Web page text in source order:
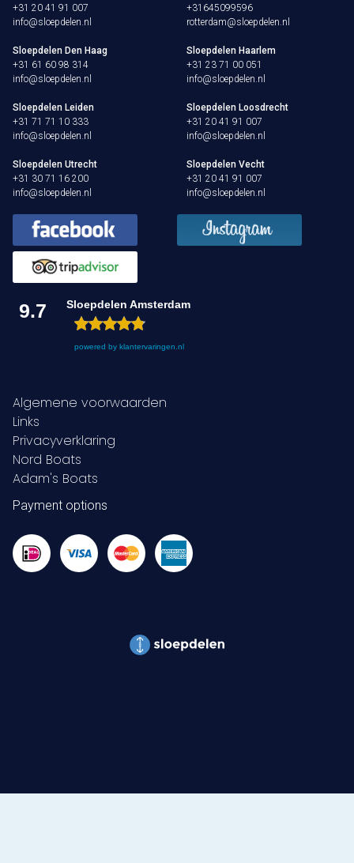
+31 20 41 91 007
info@sloepdelen.nl
+31645099596
rotterdam@sloepdelen.nl
Sloepdelen Den Haag
+31 61 60 98 314
info@sloepdelen.nl
Sloepdelen Haarlem
+31 23 71 00 051
info@sloepdelen.nl
Sloepdelen Leiden
+31 71 71 10 333
info@sloepdelen.nl
Sloepdelen Loosdrecht
+31 20 41 91 007
info@sloepdelen.nl
Sloepdelen Utrecht
+31 30 71 16 200
info@sloepdelen.nl
Sloepdelen Vecht
+31 20 41 91 007
info@sloepdelen.nl
9.7 Sloepdelen Amsterdam
powered by klantervaringen.nl
Algemene voorwaarden
Links
Privacyverklaring
Nord Boats
Adam's Boats
Payment options